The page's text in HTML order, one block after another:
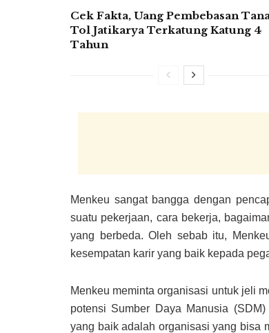
Cek Fakta, Uang Pembebasan
Tol Jatikarya Terkatung Katung 4
Tahun
Menkeu sangat bangga dengan
suatu pekerjaan, cara bekerja,
yang berbeda. Oleh sebab itu,
kesempatan karir yang baik kepada
Menkeu meminta organisasi untuk jeli
potensi Sumber Daya Manusia
yang baik adalah organisasi yang bisa